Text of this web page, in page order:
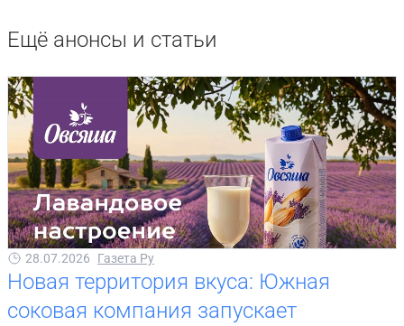
Ещё анонсы и статьи
28.07.2026 Газета Ру
Новая территория вкуса: Южная
соковая компания запускает